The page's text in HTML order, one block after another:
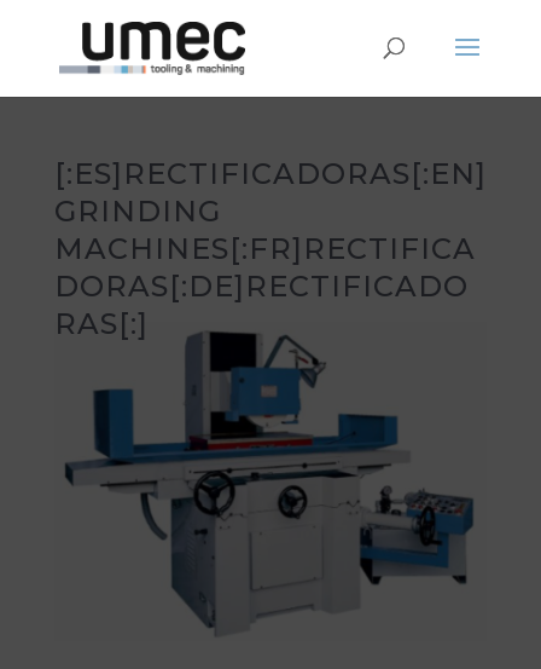
[:ES]RECTIFICADORAS[:EN]
GRINDING
MACHINES[:FR]RECTIFICA
DORAS[:DE]RECTIFICADO
RAS[:]